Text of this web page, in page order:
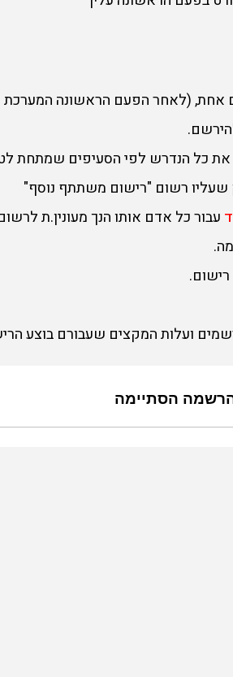
(לאחר הפעם הראשונה המערכת
את כל הנדרש לפי הסעיפים שמתחת
שעליו רשום "רישום משתתף נוסף"
עבור כל אדם אותו הנך מעונין.ת
ועלות המקצים שעבורם בוצע